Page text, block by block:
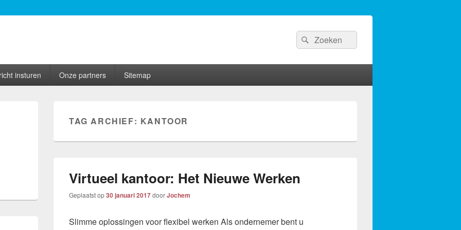
Search
for:
Search
insturen Onze partners Sitemap
TAG ARCHIEF: KANTOOR
Virtueel kantoor: Het Nieuwe Werken
Geplaatst op30 januari 2017doorJochem
Slimme oplossingen voor flexibel werken Als ondernemer bent u